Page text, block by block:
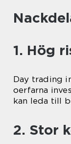
1. Hög
Day trading
oerfarna
kan leda till
2. Stor